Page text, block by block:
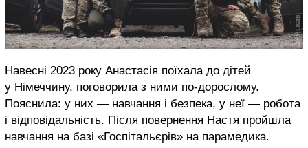
Навесні 2023 року Анастасія поїхала до дітей
у Німеччину, поговорила з ними по-дорослому.
Пояснила: у них — навчання і безпека, у неї — робота
і відповідальність. Після повернення Настя пройшла
навчання на базі «Госпітальєрів» на парамедика.